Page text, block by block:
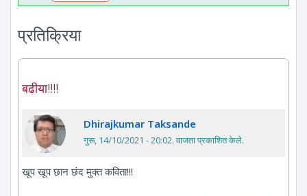
प्रतिक्रिया
बढीया!!!!
Dhirajkumar Taksande
गुरू, 14/10/2021 - 20:02. वाजता प्रकाशित केले.
खूप खूप छान छंद मुक्त कविता!!!